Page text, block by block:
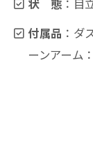
付属品 ：ダ
ーンアーム